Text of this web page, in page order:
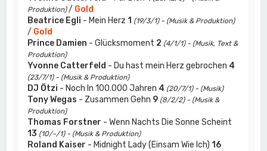
Produktion)/ Gold
Beatrice Egli - Mein Herz 1 (19/3/1) - (Musik & Produktion)
/ Gold
Prince Damien - Glücksmoment 2 (4/1/1) - (Musik, Text &
Produktion)
Yvonne Catterfeld - Du hast mein Herz gebrochen 4
(23/7/1) - (Musik & Produktion)
DJ Ötzi - Noch In 100.000 Jahren 4 (20/7/1) - (Musik)
Tony Wegas - Zusammen Gehn 9 (8/2/2) - (Musik &
Produktion)
Thomas Forstner - Wenn Nachts Die Sonne Scheint
13 (10/-/1) - (Musik & Produktion)
Roland Kaiser - Midnight Lady (Einsam Wie Ich) 16